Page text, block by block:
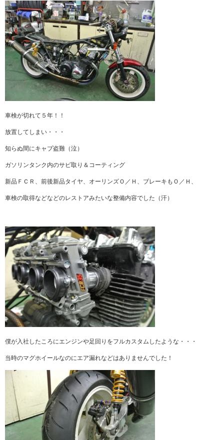
車検が切れて５年！！
放置してしまい・・・
知らぬ間にキャブ盗難（泣）
ガソリンタンク内のサビ取り＆コーティング
新品ＦＣＲ、前後新品タイヤ、オーリンズＯ／Ｈ、ブレーキもＯ／Ｈ、
車検の取得などなどのレストアみたいな整備内容でした（汗）
僕が入社したころにエンジンや足回りをフルカスタムしたような・・・
当時のマグホイールなのにエア漏れなどはありませんでした！